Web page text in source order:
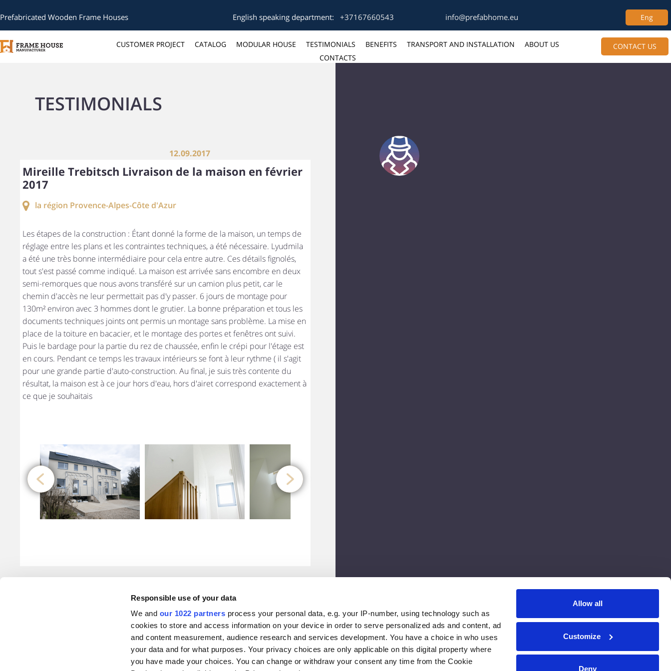
Responsible use of your data
We and our 1022 partners process your personal data, e.g. your IP-number, using technology such as
cookies to store and access information on your device in order to serve personalized ads and content, ad
and content measurement, audience research and services development. You have a choice in who uses
your data and for what purposes. Your privacy choices are only applicable on this digital property where
you have made your choices. You can change or withdraw your consent any time from the Cookie
Allow all
Customize
Deny
Prefabricated Wooden Frame Houses English speaking department: +37167660543 info@prefabhome.eu Eng
CUSTOMER PROJECT CATALOG MODULAR HOUSE TESTIMONIALS BENEFITS TRANSPORT AND INSTALLATION
ABOUT US
CONTACTS
CONTACT US
TESTIMONIALS
12.09.2017
Mireille Trebitsch Livraison de la maison en février
2017
la région Provence-Alpes-Côte d'Azur
Les étapes de la construction : Étant donné la forme de la maison, un temps de
réglage entre les plans et les contraintes techniques, a été nécessaire. Lyudmila
a été une très bonne intermédiaire pour cela entre autre. Ces détails fignolés,
tout s'est passé comme indiqué. La maison est arrivée sans encombre en deux
semi-remorques que nous avons transféré sur un camion plus petit, car le
chemin d'accès ne leur permettait pas d'y passer. 6 jours de montage pour
130m² environ avec 3 hommes dont le grutier. La bonne préparation et tous les
documents techniques joints ont permis un montage sans problème. La mise en
place de la toiture en bacacier, et le montage des portes et fenêtres ont suivi.
Puis le bardage pour la partie du rez de chaussée, enfin le crépi pour l'étage est
en cours. Pendant ce temps les travaux intérieurs se font à leur rythme ( il s'agit
pour une grande partie d'auto-construction. Au final, je suis très contente du
résultat, la maison est à ce jour hors d'eau, hors d'airet correspond exactement à
ce que je souhaitais
NEXT